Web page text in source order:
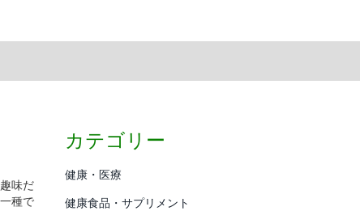
味だ
種で
カテゴリー
健康・医療
健康食品・サプリメント